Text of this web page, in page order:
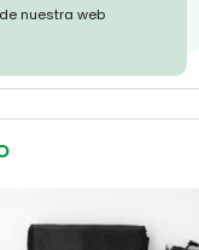
nuestra web